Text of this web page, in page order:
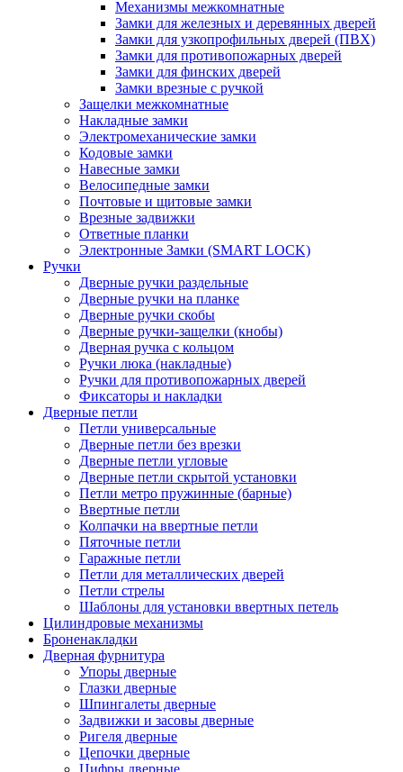
Механизмы межкомнатные
Замки для железных и деревянных дверей
Замки для узкопрофильных дверей (ПВХ)
Замки для противопожарных дверей
Замки для финских дверей
Замки врезные с ручкой
Защелки межкомнатные
Накладные замки
Электромеханические замки
Кодовые замки
Навесные замки
Велосипедные замки
Почтовые и щитовые замки
Врезные задвижки
Ответные планки
Электронные Замки (SMART LOCK)
Ручки
Дверные ручки раздельные
Дверные ручки на планке
Дверные ручки скобы
Дверные ручки-защелки (кнобы)
Дверная ручка с кольцом
Ручки люка (накладные)
Ручки для противопожарных дверей
Фиксаторы и накладки
Дверные петли
Петли универсальные
Дверные петли без врезки
Дверные петли угловые
Дверные петли скрытой установки
Петли метро пружинные (барные)
Ввертные петли
Колпачки на ввертные петли
Пяточные петли
Гаражные петли
Петли для металлических дверей
Петли стрелы
Шаблоны для установки ввертных петель
Цилиндровые механизмы
Броненакладки
Дверная фурнитура
Упоры дверные
Глазки дверные
Шпингалеты дверные
Задвижки и засовы дверные
Ригеля дверные
Цепочки дверные
Цифры дверные